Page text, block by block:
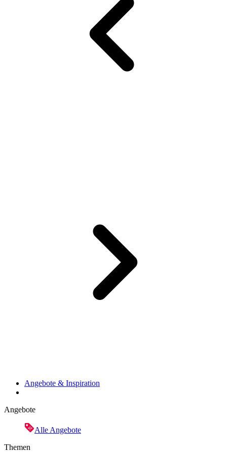
Angebote & Inspiration
Angebote
Alle Angebote
Themen